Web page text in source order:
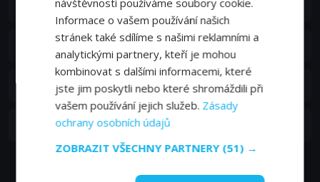
19. epizoda:Honzových pět sekund
18. epizoda:Honza Leštěnka
S02E18
17. epizoda:Hráč Honza
07. 01. 2022
16. epizoda:Honzova oslava pro hrdinu
Zobrazit další epizody
Informace o vašem používání našich
stránek také sdílíme s našimi reklamními a
analytickými partnery, kteří je mohou
kombinovat s dalšími informacemi, které
jste jim poskytli nebo které shromáždili při
vašem používání jejich služeb. Zásady
ochrany osobních údajů
ZOBRAZIT VŠECHNY PARTNERY (51) →